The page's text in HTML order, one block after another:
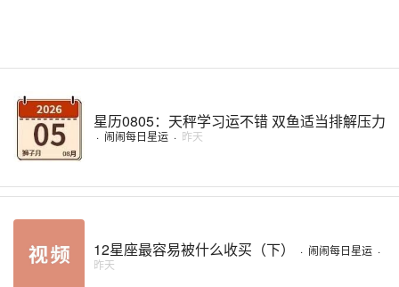
星历0805：天秤学习运不错 双鱼适当排解压力
· 闹闹每日星运 · 昨天
12星座最容易被什么收买（下） · 闹闹每日星运 ·
昨天